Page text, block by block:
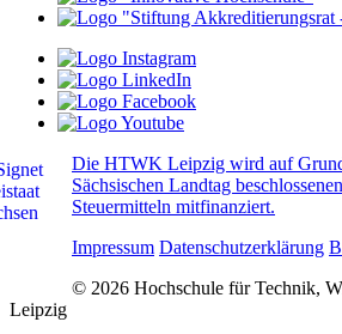
Die HTWK Leipzig wird auf
Sächsischen Landtag
Steuermitteln mitfinanziert.
Impressum Datenschutzerklärung
© 2026 Hochschule für Technik,
Leipzig